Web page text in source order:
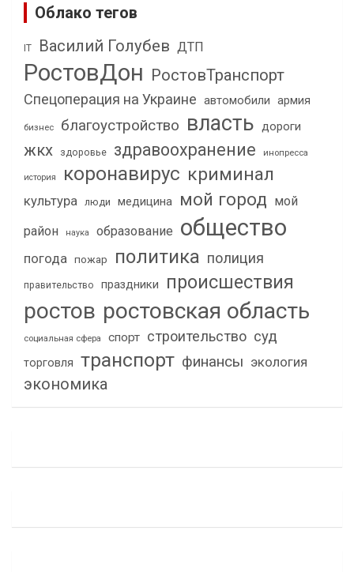
Облако тегов
IT Василий Голубев ДТП
РостовДон РостовТранспорт
Спецоперация на Украине автомобили армия
бизнес благоустройство власть дороги
жкх здоровье здравоохранение инопресса
история коронавирус криминал
культура люди медицина мой город мой
район
наука образование общество
погода пожар политика полиция
правительство праздники происшествия
ростов ростовская область
социальная сфера спорт строительство суд
торговля транспорт финансы экология
экономика